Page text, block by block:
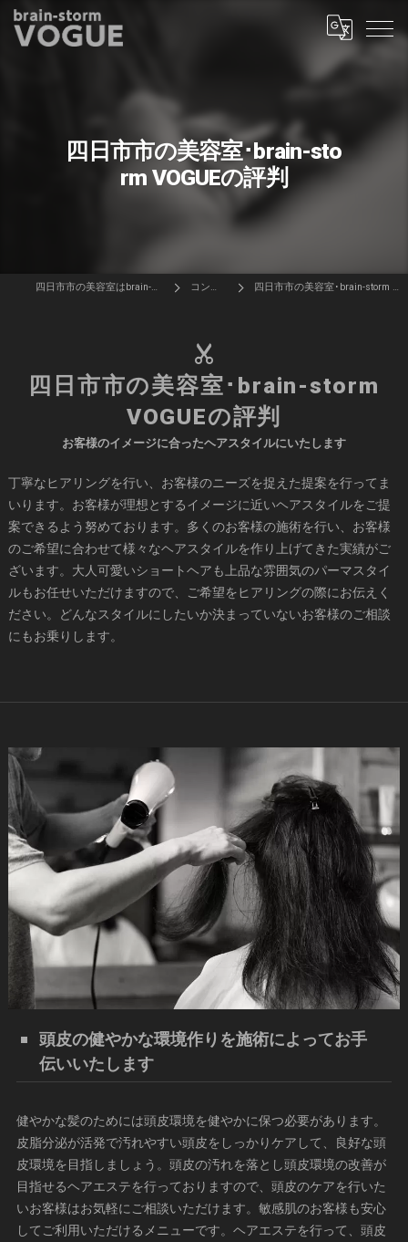
四日市市の美容室･brain-sto
rm VOGUEの評判
四日市市の美容室はbrain-storm VOGUE コンセプト 四日市市の美容室･brain-storm VOGUEの評判
お客様のイメージに合ったヘアスタイルにいたします
四日市市の美容室･brain-storm
VOGUEの評判
丁寧なヒアリングを行い、お客様のニーズを捉えた提案を行ってま
いります。お客様が理想とするイメージに近いヘアスタイルをご提
案できるよう努めております。多くのお客様の施術を行い、お客様
のご希望に合わせて様々なヘアスタイルを作り上げてきた実績がご
ざいます。大人可愛いショートヘアも上品な雰囲気のパーマスタイ
ルもお任せいただけますので、ご希望をヒアリングの際にお伝えく
ださい。どんなスタイルにしたいか決まっていないお客様のご相談
にもお乗りします。
頭皮の健やかな環境作りを施術によってお手
伝いいたします
健やかな髪のためには頭皮環境を健やかに保つ必要があります。
皮脂分泌が活発で汚れやすい頭皮をしっかりケアして、良好な頭
皮環境を目指しましょう。頭皮の汚れを落とし頭皮環境の改善が
目指せるヘアエステを行っておりますので、頭皮のケアを行いた
いお客様はお気軽にご相談いただけます。敏感肌のお客様も安心
してご利用いただけるメニューです。ヘアエステを行って、頭皮